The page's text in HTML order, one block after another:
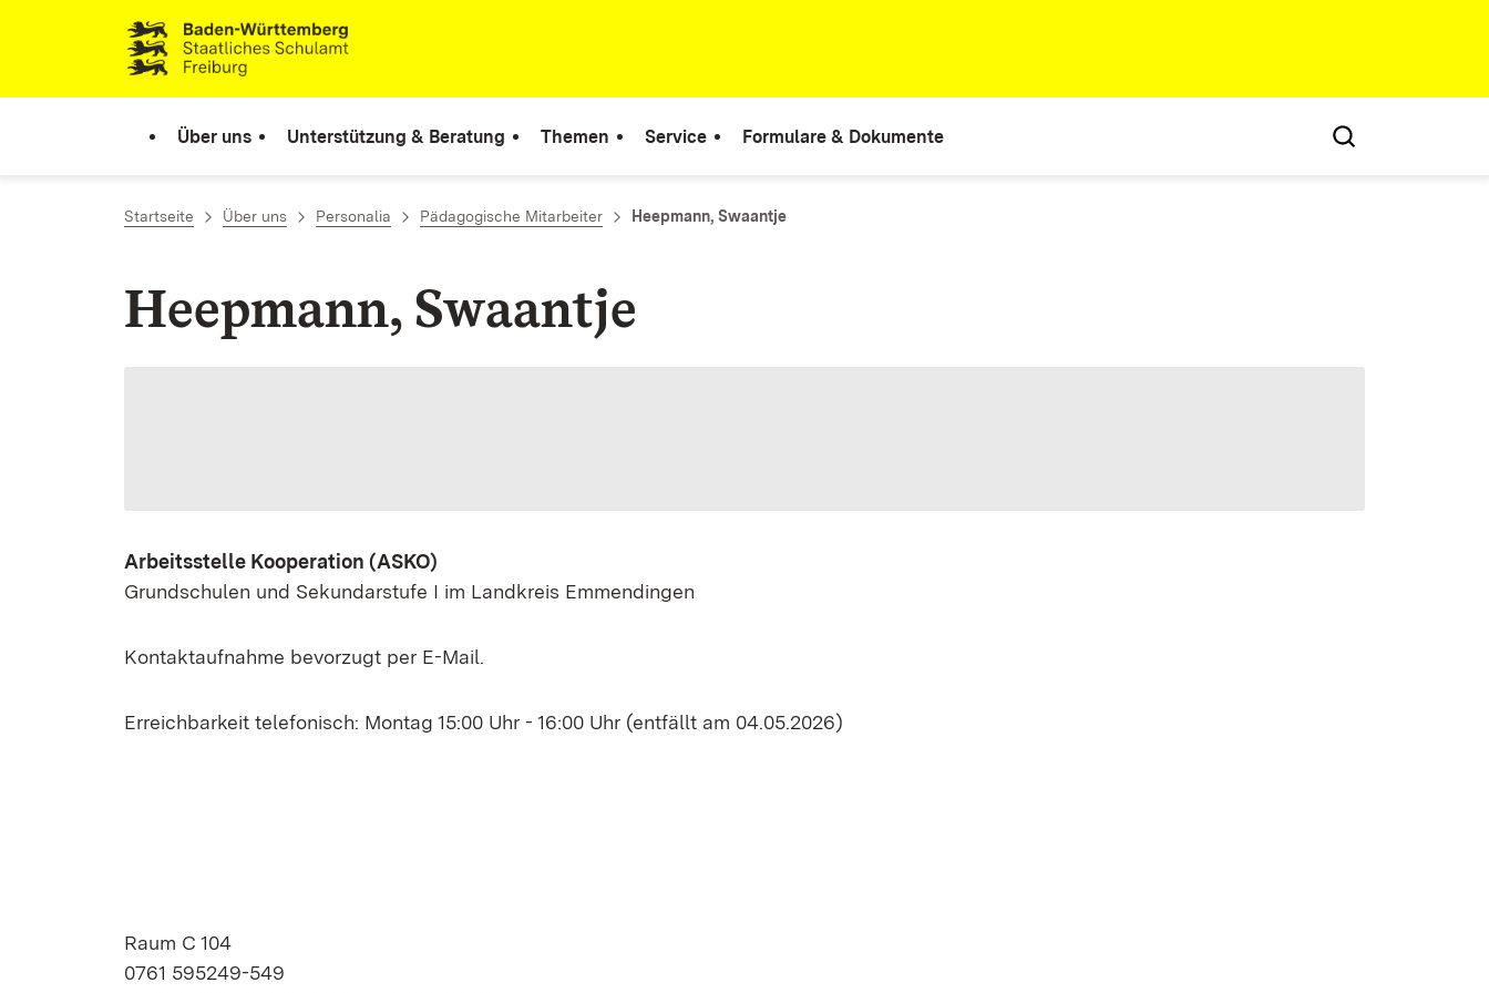
Zum Inhalt springen
Link zur Startseite
Über uns Unterstützung & Beratung Themen Service Formulare & Dokumente
Startseite Über uns Personalia Pädagogische Mitarbeiter Heepmann, Swaantje
Heepmann, Swaantje
Arbeitsstelle Kooperation (ASKO)
Grundschulen und Sekundarstufe I im Landkreis Emmendingen
Kontaktaufnahme bevorzugt per E-Mail.
Erreichbarkeit telefonisch: Montag 15:00 Uhr - 16:00 Uhr (entfällt am 04.05.2026)
Raum C 104
0761 595249-549